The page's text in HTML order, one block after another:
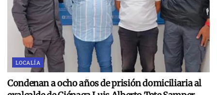
LOCALÍA
Condenan a ocho años de prisión domiciliaria al